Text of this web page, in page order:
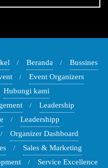
Beranda
Bussines
Event Organizers
Hubungi kami
Leadership
Leadershipp
Organizer Dashboard
Sales & Marketing
Service Excellence